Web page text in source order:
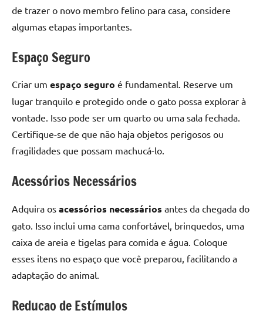
de trazer o novo membro felino para casa, considere
algumas etapas importantes.
Espaço Seguro
Criar um espaço seguro é fundamental. Reserve um
lugar tranquilo e protegido onde o gato possa explorar à
vontade. Isso pode ser um quarto ou uma sala fechada.
Certifique-se de que não haja objetos perigosos ou
fragilidades que possam machucá-lo.
Acessórios Necessários
Adquira os acessórios necessários antes da chegada do
gato. Isso inclui uma cama confortável, brinquedos, uma
caixa de areia e tigelas para comida e água. Coloque
esses itens no espaço que você preparou, facilitando a
adaptação do animal.
Reducao de Estímulos